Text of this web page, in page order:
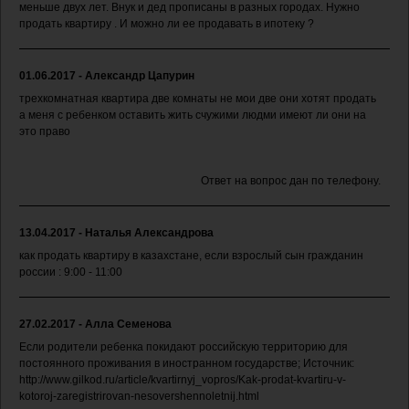
меньше двух лет. Внук и дед прописаны в разных городах. Нужно
продать квартиру . И можно ли ее продавать в ипотеку ?
01.06.2017 - Александр Цапурин
трехкомнатная квартира две комнаты не мои две они хотят продать
а меня с ребенком оставить жить счужими людми имеют ли они на
это право
Ответ на вопрос дан по телефону.
13.04.2017 - Наталья Александрова
как продать квартиру в казахстане, если взрослый сын гражданин
россии : 9:00 - 11:00
27.02.2017 - Алла Семенова
Если родители ребенка покидают российскую территорию для
постоянного проживания в иностранном государстве; Источник:
http://www.gilkod.ru/article/kvartirnyj_vopros/Kak-prodat-kvartiru-v-
kotoroj-zaregistrirovan-nesovershennoletnij.html